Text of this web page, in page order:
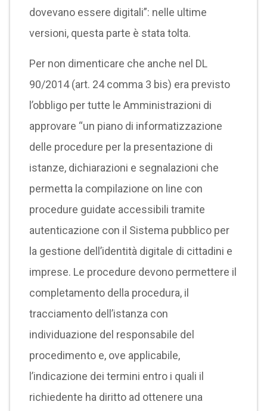
dovevano essere digitali”: nelle ultime
versioni, questa parte è stata tolta.
Per non dimenticare che anche nel DL
90/2014 (art. 24 comma 3 bis) era previsto
l’obbligo per tutte le Amministrazioni di
approvare “un piano di informatizzazione
delle procedure per la presentazione di
istanze, dichiarazioni e segnalazioni che
permetta la compilazione on line con
procedure guidate accessibili tramite
autenticazione con il Sistema pubblico per
la gestione dell’identità digitale di cittadini e
imprese. Le procedure devono permettere il
completamento della procedura, il
tracciamento dell’istanza con
individuazione del responsabile del
procedimento e, ove applicabile,
l’indicazione dei termini entro i quali il
richiedente ha diritto ad ottenere una